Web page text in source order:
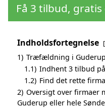
Få 3 tilbud,
Indholdsfortegnelse
1) Træfældning i
1.1) Indhent 3 tilbud
1.2) Find det rette
2) Oversigt over firmaer
Guderup eller hele